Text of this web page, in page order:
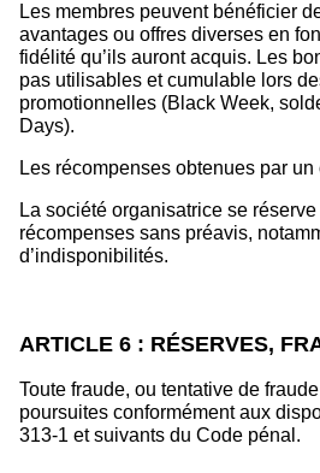
Les membres peuvent bénéficier
avantages ou offres diverses en
fidélité qu’ils auront acquis. Les
pas utilisables et cumulable lors
promotionnelles (Black Week,
Days).
Les récompenses obtenues par
La société organisatrice se
récompenses sans préavis,
d’indisponibilités.
ARTICLE 6 : RÉSERVES,
Toute fraude, ou tentative de
poursuites conformément aux
313-1 et suivants du Code pénal.